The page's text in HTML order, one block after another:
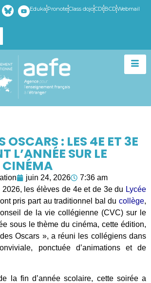
Eduka PronoteClass dojoCDI BCDWebmail
OSCARS : LES 4E ET 3E
L’ANNÉE SUR LE
CINÉMA
juin 24, 2026
7:36 am
2026, les élèves de 4e et de 3e du Lycée
ont pris part au traditionnel bal ducollège,
de la vie collégienne (CVC) sur le
sous le thème du cinéma, cette édition,
Oscars », a réuni les collégiens dans
ponctuée d’animations et de
la fin d’année scolaire, cette soirée a